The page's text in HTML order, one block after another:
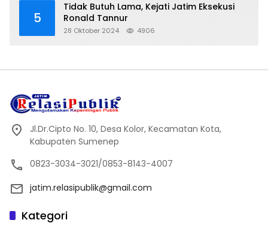
5
Tidak Butuh Lama, Kejati Jatim Eksekusi
Ronald Tannur
28 Oktober 2024 4906
Jl.Dr.Cipto No. 10, Desa Kolor, Kecamatan Kota,
Kabupaten Sumenep
0823-3034-3021/0853-8143-4007
jatim.relasipublik@gmail.com
Kategori